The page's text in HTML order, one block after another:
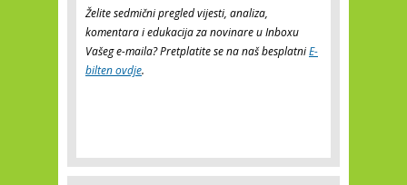
Želite sedmični pregled vijesti, analiza,
komentara i edukacija za novinare u Inboxu
Vašeg e-maila? Pretplatite se na naš besplatniE-
bilten ovdje.